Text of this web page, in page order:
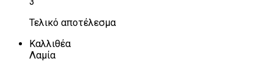
Τελικό αποτέλεσμα
Καλλιθέα
Λαμία